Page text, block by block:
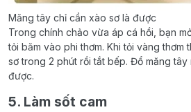
Măng tây chỉ cần xào sơ là được
Trong chính chảo vừa áp cá hồi, bạn
tỏi băm vào phi thơm. Khi tỏi vàng thơm
sơ trong 2 phút rồi tắt bếp. Đổ măng
được.
5. Làm sốt cam